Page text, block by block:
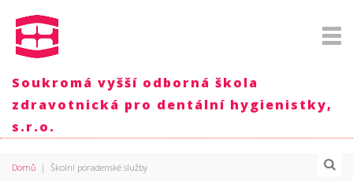
Soukromá vyšší odborná škola
zdravotnická pro dentální hygienistky,
s.r.o.
Domů | Školní poradenské služby